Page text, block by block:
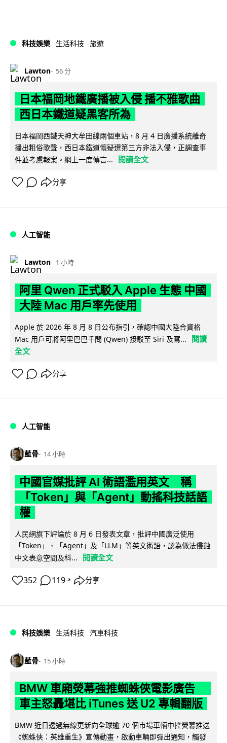
科技娛樂 生活科技 旅遊
Lawton 56 分
日本福岡地鐵廣播被入侵 播不雅歌曲
西日本鐵道疑黑客所為
日本福岡西鐵天神大牟田線兩個車站，8 月 4 日廣播系統離奇
播出粗俗歌聲，西日本鐵道懷疑遭第三方非法入侵，正調查事
件並考慮報案。網上一度傳言...
閱讀全文
分享
人工智能
Lawton 1 小時
阿里 Qwen 正式駁入 Apple 生態 中國
大陸 Mac 用戶率先使用
Apple 於 2026 年 8 月 8 日公布指引，確認中國大陸合資格
Mac 用戶可將阿里巴巴千問 (Qwen) 接駁至 Siri 及寫...
閱讀
全文
分享
人工智能
藍骨 14 小時
中國官媒批評 AI 術語濫用英文 稱
「Token」與「Agent」動搖科技話語
權
人民網旗下評論於 8 月 6 日發表文章，批評中國廣泛使用
「Token」、「Agent」及「LLM」等英文術語，認為做法侵蝕
中文表意空間及科...
閱讀全文
352 119 ↗ 分享
科技娛樂 生活科技 汽車科技
藍骨 15 小時
BMW 車廂熒幕強推蜘蛛俠電影廣告
車主怒轟堪比 iTunes 送 U2 專輯翻版
BMW 近日透過無線更新向全球逾 70 個市場車輛中控熒幕推送
《蜘蛛俠：英雄重生》宣傳動畫，啟動車輛即彈出通知，觸發